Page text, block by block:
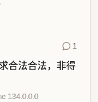
1
合法合法，非得
134.0.0.0